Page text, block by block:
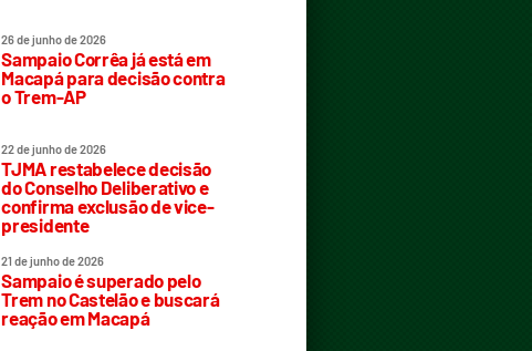
26 de junho de 2026
Sampaio Corrêa já está em
Macapá para decisão contra
o Trem-AP
22 de junho de 2026
TJMA restabelece decisão
do Conselho Deliberativo e
confirma exclusão de vice-
presidente
21 de junho de 2026
Sampaio é superado pelo
Trem no Castelão e buscará
reação em Macapá